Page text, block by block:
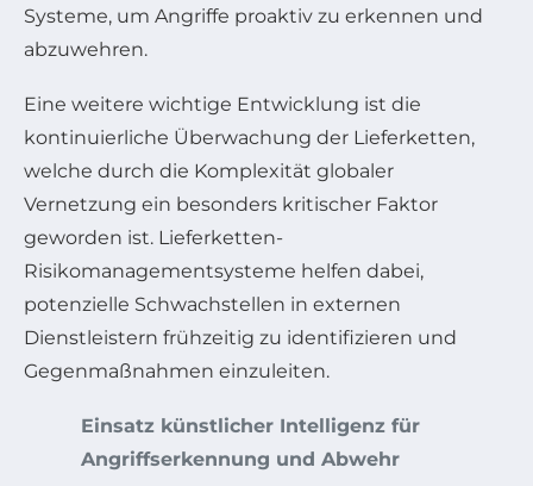
Systeme, um Angriffe proaktiv zu erkennen und
abzuwehren.
Eine weitere wichtige Entwicklung ist die
kontinuierliche Überwachung der Lieferketten,
welche durch die Komplexität globaler
Vernetzung ein besonders kritischer Faktor
geworden ist. Lieferketten-
Risikomanagementsysteme helfen dabei,
potenzielle Schwachstellen in externen
Dienstleistern frühzeitig zu identifizieren und
Gegenmaßnahmen einzuleiten.
Einsatz künstlicher Intelligenz für
Angriffserkennung und Abwehr